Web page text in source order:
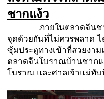
ชากแง้ว
ภายในตลาดจีนช
จุดด้วยกันที่ไม่ควรพลาด ไ
ซุ้มประตูทางเข้าที่สวยงา
ตลาดจีนโบราณบ้านชากแ
โบราณ และศาลเจ้าแม่ทับ